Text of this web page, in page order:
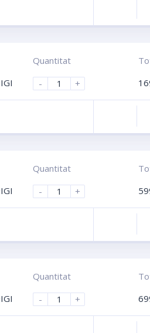
Quantitat
-
+
Quantitat
-
+
Quantitat
-
+